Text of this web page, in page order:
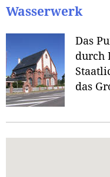
Wasserwerk
Das
durch
das